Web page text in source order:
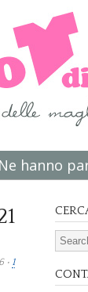
Ne hanno
• 1
Search